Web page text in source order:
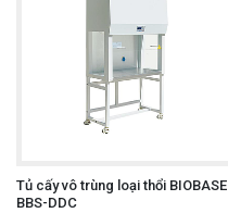
Tủ cấy vô trùng loại thổi BIOBASE
BBS-DDC